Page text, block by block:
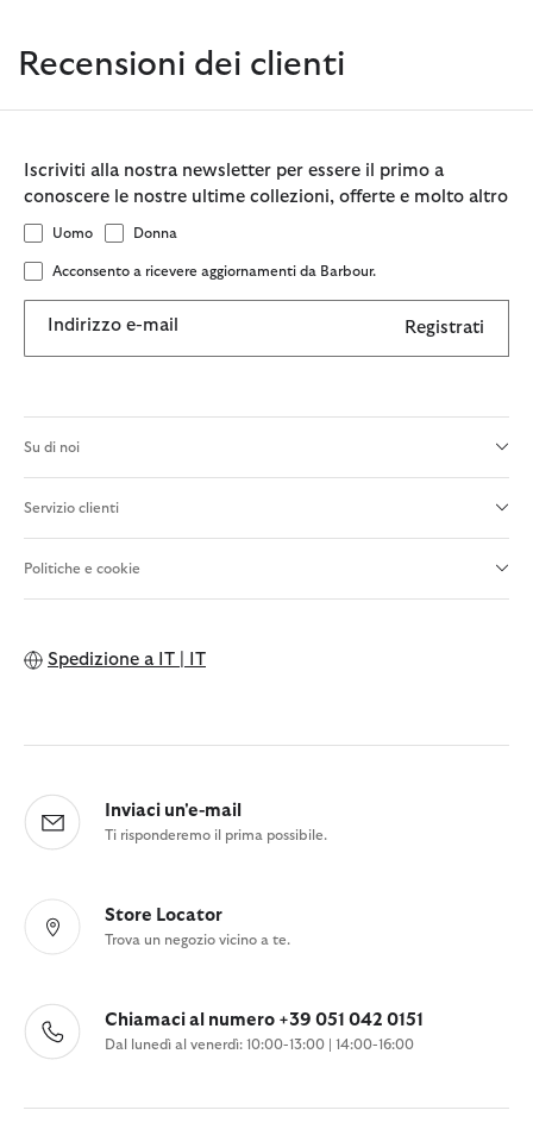
Recensioni dei clienti
Iscriviti alla nostra newsletter per essere il primo a
conoscere le nostre ultime collezioni, offerte e molto altro
Uomo Donna
Acconsento a ricevere aggiornamenti da Barbour.
Indirizzo e-mail Registrati
Su di noi
Servizio clienti
Politiche e cookie
Spedizione a IT | IT
Inviaci un'e-mail
Ti risponderemo il prima possibile.
Store Locator
Trova un negozio vicino a te.
Chiamaci al numero +39 051 042 0151
Dal lunedì al venerdì: 10:00-13:00 | 14:00-16:00